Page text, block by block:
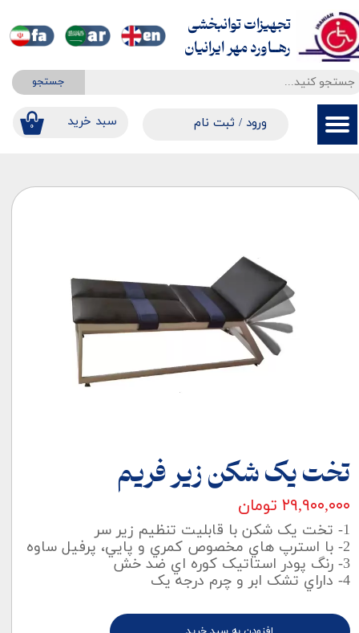
جستجو
۰ ​​سبد خرید ورود / ثبت نام
حساب کاربری من
سفارشات
خروج از حساب کاربری
تجهیزات توانبخشی
​​​​​​​رهــاورد مهر ایرانیان
تخت یک شکن زیر فریم
۲۹,۹۰۰,۰۰۰ تومان
1- تخت یک شکن با قابلیت تنظیم زیر سر
2- با استرپ هاي مخصوص کمري و پايي، پرفيل ساوه
3- رنگ پودر استاتيک کوره اي ضد خش
4- داراي تشک ابر و چرم درجه يک